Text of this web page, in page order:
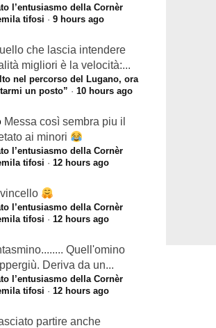
l’entusiasmo della Cornèr
tifosi · 9 hours ago
che lascia intendere
migliori è la velocità:...
nel percorso del Lugano, ora
un posto” · 10 hours ago
Messa così sembra piu il
ai minori
l’entusiasmo della Cornèr
tifosi · 12 hours ago
l’entusiasmo della Cornèr
tifosi · 12 hours ago
Quell'omino
Deriva da un...
l’entusiasmo della Cornèr
tifosi · 12 hours ago
partire anche